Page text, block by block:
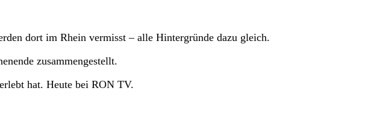
dort im Rhein vermisst – alle Hintergründe dazu gleich.
zusammengestellt.
hat. Heute bei RON TV.